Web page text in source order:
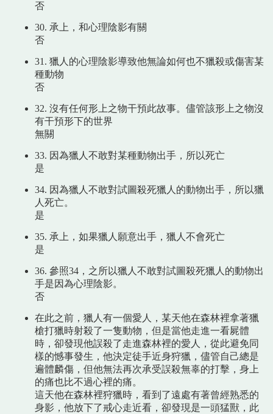
否
30. 承上，和心理陰影有關
否
31. 獵人的心理陰影導致他無論如何也不獵殺或傷害某
種動物
否
32. 沒有任何形上之物干預此故事。儘管該形上之物沒
有干預形下的世界
無關
33. 因為獵人不敢對某種動物出手，所以死亡
是
34. 因為獵人不敢對試圖殺死獵人的動物出手，所以獵
人死亡。
是
35. 承上，如果獵人願意出手，獵人不會死亡
是
36. 參照34，之所以獵人不敢對試圖殺死獵人的動物出
手是因為心理陰影。
否
在此之前，獵人有一個愛人，某天他在森林裡拿著獵
槍打獵時射殺了一隻動物，但是當他走進一看屍體
時，卻發現他誤殺了走進森林裡的愛人，從此避免同
樣的憾事發生，他決定徒手近身狩獵，儘管自己總是
遍體麟傷，但他無法再次承受誤殺無辜的打擊，身上
的痛也比不過心裡的痛。
這天他在森林裡狩獵時，看到了遠處有著曾經熟悉的
身影，他放下了戒心走近看，卻發現是一頭猛獸，此